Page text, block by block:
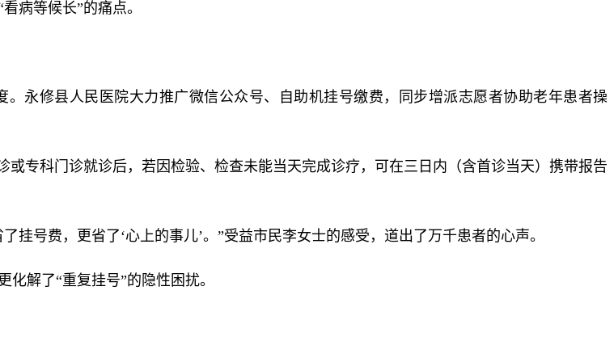
病等候长”的痛点。
永修县人民医院大力推广微信公众号、自助机挂号缴费，同步增派志愿者协助老年患者操
专科门诊就诊后，若因检验、检查未能当天完成诊疗，可在三日内（含首诊当天）携带报告
号费，更省了‘心上的事儿’。”受益市民李女士的感受，道出了万千患者的心声。
解了“重复挂号”的隐性困扰。